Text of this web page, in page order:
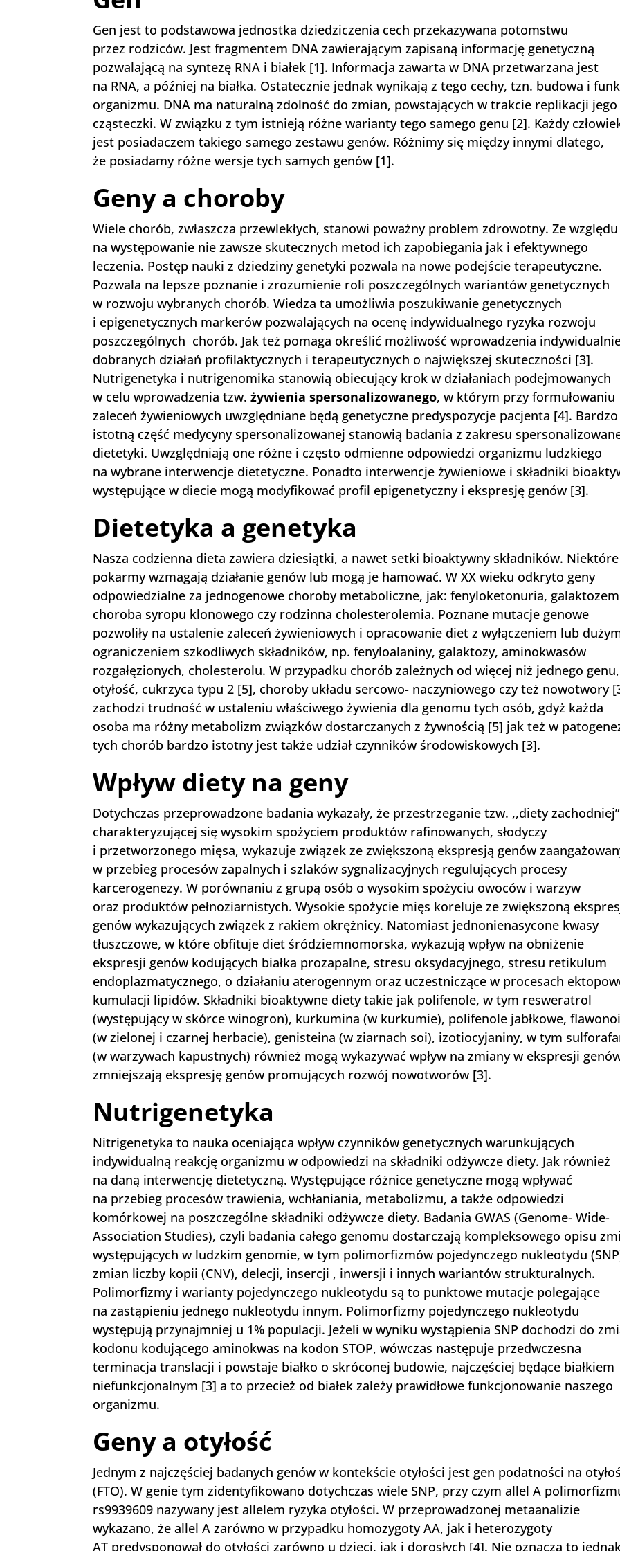
Gen jest to podstawowa jednostka dziedziczenia cech przekazywana potomstwu
przez rodziców. Jest fragmentem DNA zawierającym zapisaną informację genetyczną
pozwalającą na syntezę RNA i białek [1]. Informacja zawarta w DNA przetwarzana jest
na RNA, a później na białka. Ostatecznie jednak wynikają z tego cechy, tzn. budowa i
organizmu. DNA ma naturalną zdolność do zmian, powstających w trakcie replikacji jego
cząsteczki. W związku z tym istnieją różne warianty tego samego genu [2]. Każdy
jest posiadaczem takiego samego zestawu genów. Różnimy się między innymi dlatego,
że posiadamy różne wersje tych samych genów [1].
Geny a choroby
Wiele chorób, zwłaszcza przewlekłych, stanowi poważny problem zdrowotny. Ze względu
na występowanie nie zawsze skutecznych metod ich zapobiegania jak i efektywnego
leczenia. Postęp nauki z dziedziny genetyki pozwala na nowe podejście terapeutyczne.
Pozwala na lepsze poznanie i zrozumienie roli poszczególnych wariantów genetycznych
w rozwoju wybranych chorób. Wiedza ta umożliwia poszukiwanie genetycznych
i epigenetycznych markerów pozwalających na ocenę indywidualnego ryzyka rozwoju
poszczególnych chorób. Jak też pomaga określić możliwość wprowadzenia
dobranych działań profilaktycznych i terapeutycznych o największej skuteczności [3].
Nutrigenetyka i nutrigenomika stanowią obiecujący krok w działaniach podejmowanych
w celu wprowadzenia tzw.żywienia spersonalizowanego, w którym przy formułowaniu
zaleceń żywieniowych uwzględniane będą genetyczne predyspozycje pacjenta [4]. Bardzo
istotną część medycyny spersonalizowanej stanowią badania z zakresu
dietetyki. Uwzględniają one różne i często odmienne odpowiedzi organizmu ludzkiego
na wybrane interwencje dietetyczne. Ponadto interwencje żywieniowe i składniki
występujące w diecie mogą modyfikować profil epigenetyczny i ekspresję genów [3].
Dietetyka a genetyka
Nasza codzienna dieta zawiera dziesiątki, a nawet setki bioaktywny składników. Niektóre
pokarmy wzmagają działanie genów lub mogą je hamować. W XX wieku odkryto geny
odpowiedzialne za jednogenowe choroby metaboliczne, jak: fenyloketonuria,
choroba syropu klonowego czy rodzinna cholesterolemia. Poznane mutacje genowe
pozwoliły na ustalenie zaleceń żywieniowych i opracowanie diet z wyłączeniem lub
ograniczeniem szkodliwych składników, np. fenyloalaniny, galaktozy, aminokwasów
rozgałęzionych, cholesterolu. W przypadku chorób zależnych od więcej niż jednego
otyłość, cukrzyca typu 2 [5], choroby układu sercowo- naczyniowego czy też nowotwory
zachodzi trudność w ustaleniu właściwego żywienia dla genomu tych osób, gdyż każda
osoba ma różny metabolizm związków dostarczanych z żywnością [5] jak też w
tych chorób bardzo istotny jest także udział czynników środowiskowych [3].
Wpływ diety na geny
Dotychczas przeprowadzone badania wykazały, że przestrzeganie tzw. ,,diety
charakteryzującej się wysokim spożyciem produktów rafinowanych, słodyczy
i przetworzonego mięsa, wykazuje związek ze zwiększoną ekspresją genów
w przebieg procesów zapalnych i szlaków sygnalizacyjnych regulujących procesy
karcerogenezy. W porównaniu z grupą osób o wysokim spożyciu owoców i warzyw
oraz produktów pełnoziarnistych. Wysokie spożycie mięs koreluje ze zwiększoną
genów wykazujących związek z rakiem okrężnicy. Natomiast jednonienasycone kwasy
tłuszczowe, w które obfituje diet śródziemnomorska, wykazują wpływ na obniżenie
ekspresji genów kodujących białka prozapalne, stresu oksydacyjnego, stresu retikulum
endoplazmatycznego, o działaniu aterogennym oraz uczestniczące w procesach
kumulacji lipidów. Składniki bioaktywne diety takie jak polifenole, w tym resweratrol
(występujący w skórce winogron), kurkumina (w kurkumie), polifenole jabłkowe,
(w zielonej i czarnej herbacie), genisteina (w ziarnach soi), izotiocyjaniny, w tym
(w warzywach kapustnych) również mogą wykazywać wpływ na zmiany w ekspresji
zmniejszają ekspresję genów promujących rozwój nowotworów [3].
Nutrigenetyka
Nitrigenetyka to nauka oceniająca wpływ czynników genetycznych warunkujących
indywidualną reakcję organizmu w odpowiedzi na składniki odżywcze diety. Jak również
na daną interwencję dietetyczną. Występujące różnice genetyczne mogą wpływać
na przebieg procesów trawienia, wchłaniania, metabolizmu, a także odpowiedzi
komórkowej na poszczególne składniki odżywcze diety. Badania GWAS (Genome- Wide-
Association Studies), czyli badania całego genomu dostarczają kompleksowego opisu
występujących w ludzkim genomie, w tym polimorfizmów pojedynczego nukleotydu
zmian liczby kopii (CNV), delecji, insercji , inwersji i innych wariantów strukturalnych.
Polimorfizmy i warianty pojedynczego nukleotydu są to punktowe mutacje polegające
na zastąpieniu jednego nukleotydu innym. Polimorfizmy pojedynczego nukleotydu
występują przynajmniej u 1% populacji. Jeżeli w wyniku wystąpienia SNP dochodzi do
kodonu kodującego aminokwas na kodon STOP, wówczas następuje przedwczesna
terminacja translacji i powstaje białko o skróconej budowie, najczęściej będące białkiem
niefunkcjonalnym [3] a to przecież od białek zależy prawidłowe funkcjonowanie naszego
organizmu.
Geny a otyłość
Jednym z najczęściej badanych genów w kontekście otyłości jest gen podatności na
(FTO). W genie tym zidentyfikowano dotychczas wiele SNP, przy czym allel A
rs9939609 nazywany jest allelem ryzyka otyłości. W przeprowadzonej metaanalizie
wykazano, że allel A zarówno w przypadku homozygoty AA, jak i heterozygoty
AT predysponował do otyłości zarówno u dzieci, jak i dorosłych [4]. Nie oznacza to